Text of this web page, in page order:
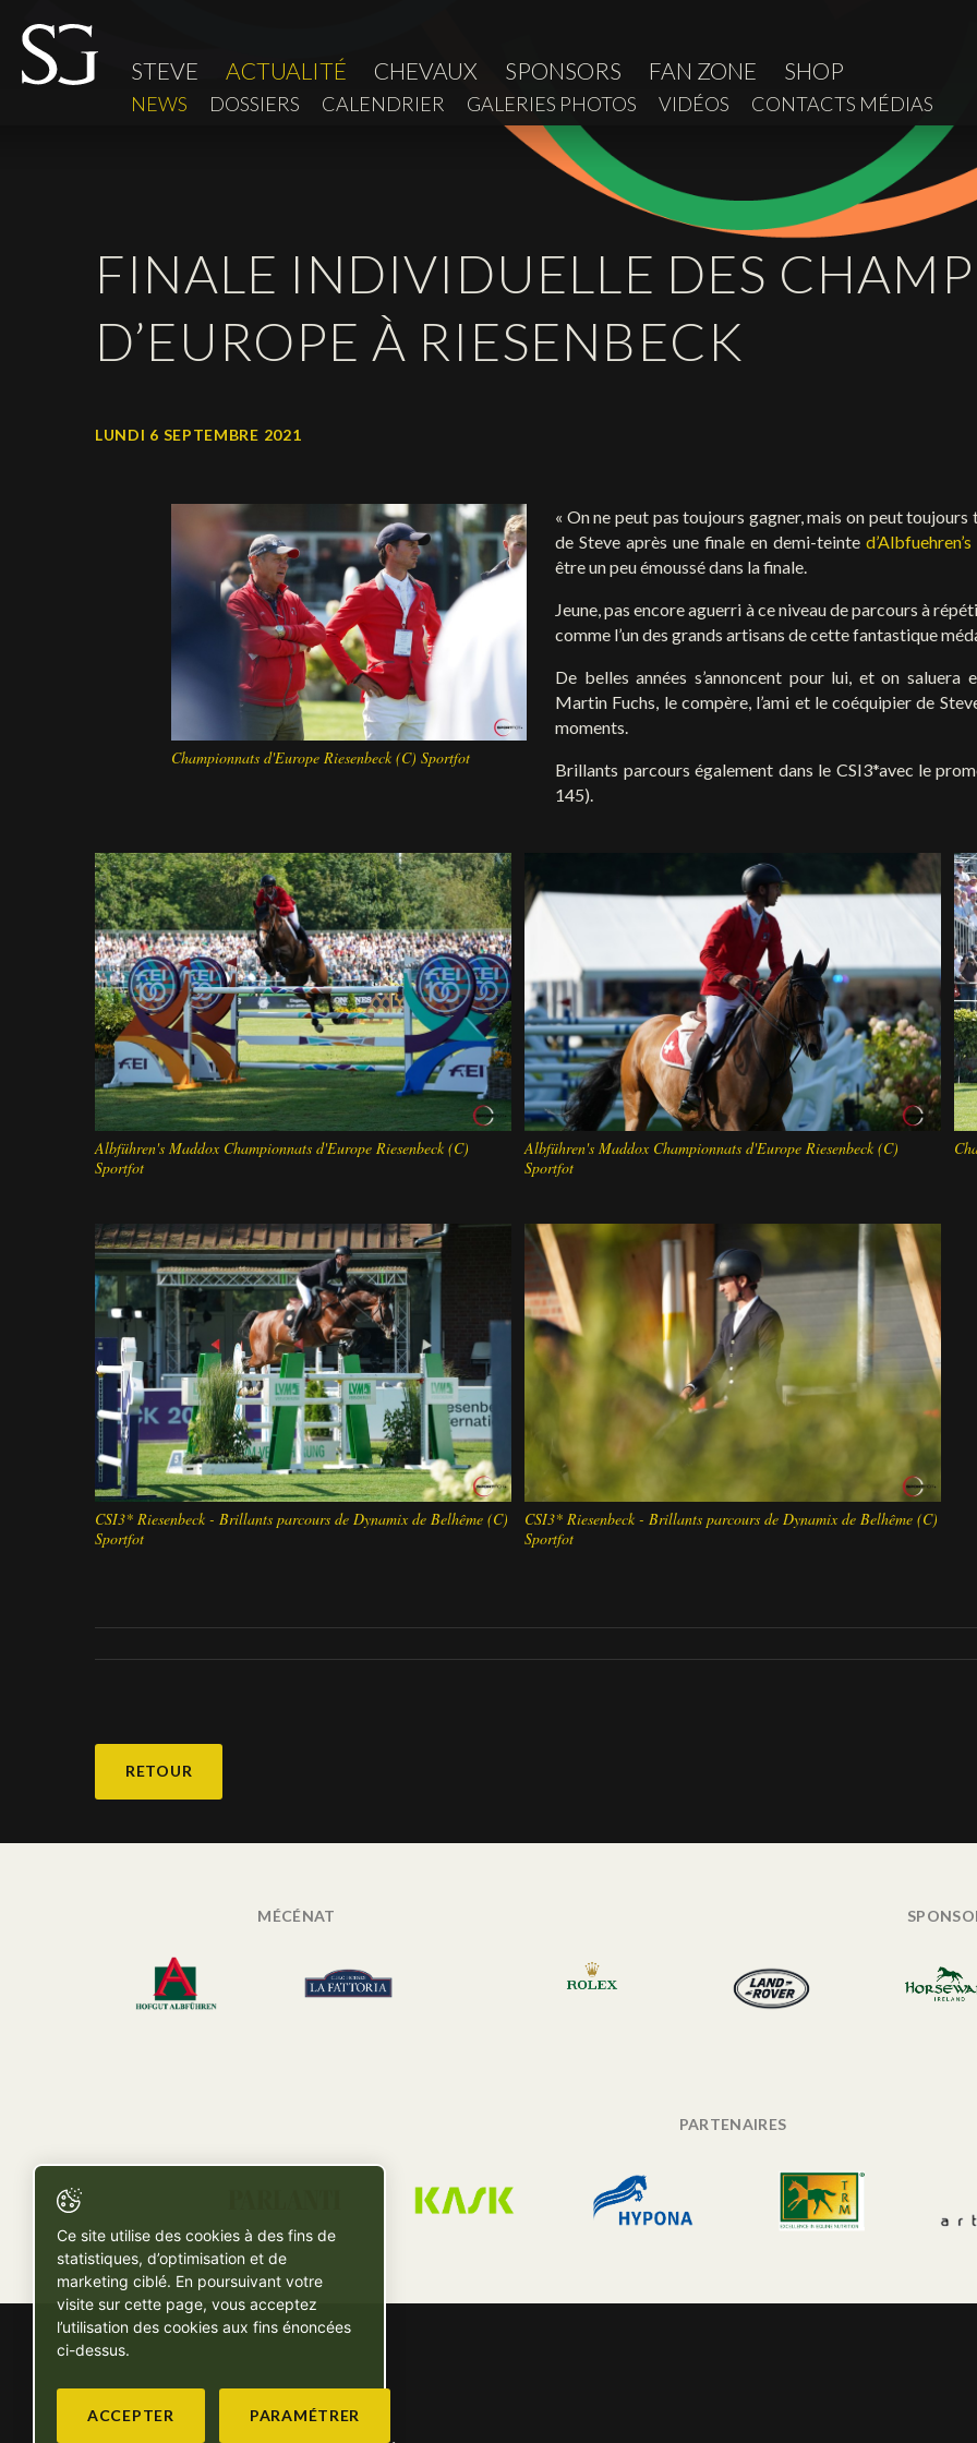
STEVE ACTUALITÉ CHEVAUX SPONSORS FAN ZONE SHOP
NEWS DOSSIERS CALENDRIER GALERIES PHOTOS VIDÉOS CONTACTS MÉDIAS
FINALE INDIVIDUELLE DES
D’EUROPE À RIESENBECK
LUNDI 6 SEPTEMBRE 2021
Championnats d'Europe Riesenbeck (C) Sportfot
« On ne peut pas toujours gagner, mais on peut
de Steve après une finale en demi-teinte
être un peu émoussé dans la finale.
Jeune, pas encore aguerri à ce niveau de parcours à
comme l’un des grands artisans de cette fantastique
De belles années s’annoncent pour lui, et on saluera
Martin Fuchs, le compère, l’ami et le coéquipier de
moments.
Brillants parcours également dans le CSI3*avec le
145).
Albführen's Maddox Championnats d'Europe Riesenbeck (C)
Sportfot
Albführen's Maddox Championnats d'Europe Riesenbeck (C)
Sportfot
CSI3* Riesenbeck - Brillants parcours de Dynamix de Belhême (C)
Sportfot
CSI3* Riesenbeck - Brillants parcours de Dynamix de Belhême (C)
Sportfot
RETOUR
MÉCÉNAT
PARTENAIRES
Ce site utilise des cookies à des fins de
statistiques, d’optimisation et de
marketing ciblé. En poursuivant votre
visite sur cette page, vous acceptez
l’utilisation des cookies aux fins énoncées
ci-dessus.
ACCEPTER PARAMÉTRER